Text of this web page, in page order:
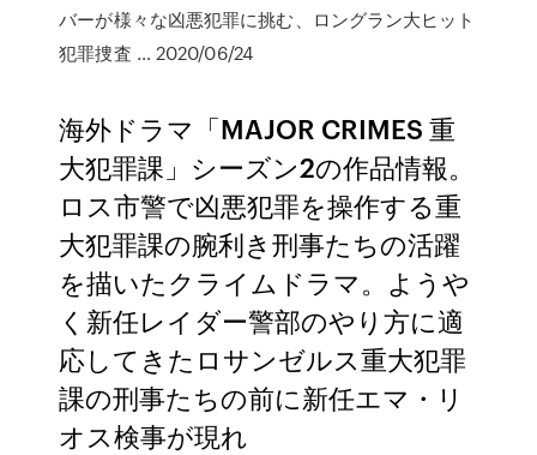
バーが様々な凶悪犯罪に挑む、ロングラン大ヒット
犯罪捜査 … 2020/06/24
海外ドラマ「MAJOR CRIMES 重
大犯罪課」シーズン2の作品情報。
ロス市警で凶悪犯罪を操作する重
大犯罪課の腕利き刑事たちの活躍
を描いたクライムドラマ。ようや
く新任レイダー警部のやり方に適
応してきたロサンゼルス重大犯罪
課の刑事たちの前に新任エマ・リ
オス検事が現れ